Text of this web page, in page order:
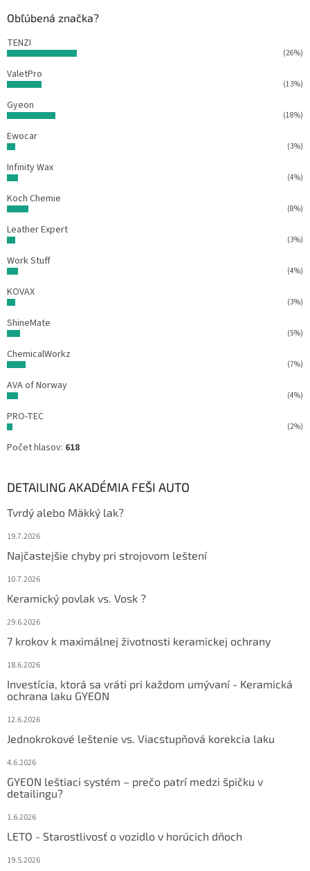
Obľúbená značka?
TENZI
(26%)
ValetPro
(13%)
Gyeon
(18%)
Ewocar
(3%)
Infinity Wax
(4%)
Koch Chemie
(8%)
Leather Expert
(3%)
Work Stuff
(4%)
KOVAX
(3%)
ShineMate
(5%)
ChemicalWorkz
(7%)
AVA of Norway
(4%)
PRO-TEC
(2%)
Počet hlasov: 618
DETAILING AKADÉMIA FEŠI AUTO
Tvrdý alebo Mäkký lak?
19.7.2026
Najčastejšie chyby pri strojovom leštení
10.7.2026
Keramický povlak vs. Vosk ?
29.6.2026
7 krokov k maximálnej životnosti keramickej ochrany
18.6.2026
Investícia, ktorá sa vráti pri každom umývaní - Keramická
ochrana laku GYEON
12.6.2026
Jednokrokové leštenie vs. Viacstupňová korekcia laku
4.6.2026
GYEON leštiaci systém – prečo patrí medzi špičku v
detailingu?
1.6.2026
LETO - Starostlivosť o vozidlo v horúcich dňoch
19.5.2026